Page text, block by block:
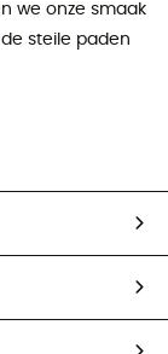
we onze smaak
steile paden